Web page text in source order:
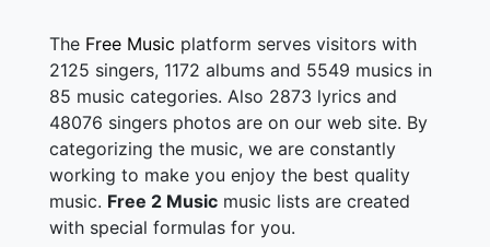
İçimde gerçeğin yok
Yalanların çoğu bir gün gelir geçer
Gider batı doğu yönü kendi seçer
Bugün çabuk giden yarın geri döner
İçimde gerçeğin yok
Hemen çekip giden yarın geri döner
Seninse döndüğün yok.
The Free Music platform serves visitors with
2125 singers, 1172 albums and 5549 musics in
85 music categories. Also 2873 lyrics and
48076 singers photos are on our web site. By
categorizing the music, we are constantly
working to make you enjoy the best quality
music. Free 2 Music music lists are created
with special formulas for you.